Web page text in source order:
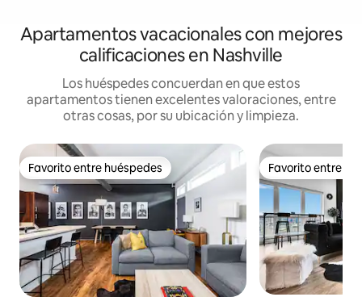
Apartamentos vacacionales con mejores
calificaciones en Nashville
Los huéspedes concuerdan en que estos
apartamentos tienen excelentes valoraciones, entre
otras cosas, por su ubicación y limpieza.
Favorito entre huéspedes
Favorito entre huéspedes Favorito entre
Favorito entre